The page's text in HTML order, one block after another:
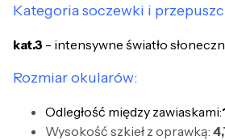
Kategoria soczewki i
kat.3 - intensywne światło
Rozmiar okularów:
Odległość między zawiaskami:
Wysokość szkieł z oprawką: